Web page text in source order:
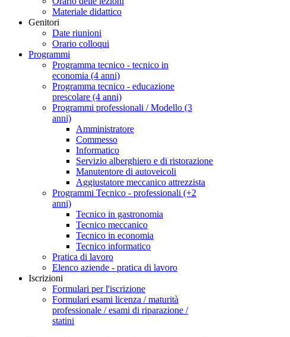
Materiale didattico
Genitori
Date riunioni
Orario colloqui
Programmi
Programma tecnico - tecnico in
economia (4 anni)
Programma tecnico - educazione
prescolare (4 anni)
Programmi professionali / Modello (3
anni)
Amministratore
Commesso
Informatico
Servizio alberghiero e di ristorazione
Manutentore di autoveicoli
Aggiustatore meccanico attrezzista
Programmi Tecnico - professionali (+2
anni)
Tecnico in gastronomia
Tecnico meccanico
Tecnico in economia
Tecnico informatico
Pratica di lavoro
Elenco aziende - pratica di lavoro
Iscrizioni
Formulari per l'iscrizione
Formulari esami licenza / maturità
professionale / esami di riparazione /
statini